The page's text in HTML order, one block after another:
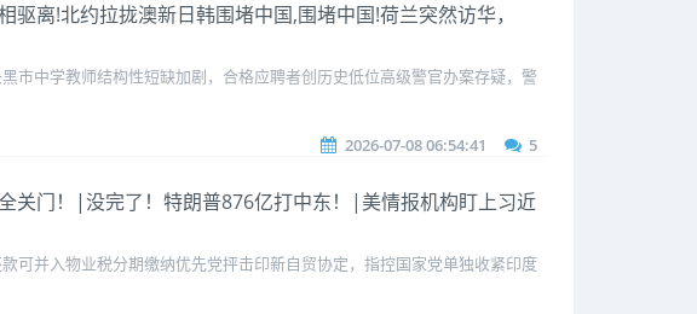
离!北约拉拢澳新日韩围堵中国,围堵中国!荷兰突然访华，
市中学教师结构性短缺加剧，合格应聘者创历史低位高级警官办案存疑，警
2026-07-08 06:54:41 5
关门！|没完了！特朗普876亿打中东！|美情报机构盯上习近
可并入物业税分期缴纳优先党抨击印新自贸协定，指控国家党单独收紧印度